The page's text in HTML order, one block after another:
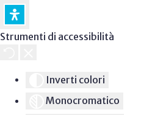
Strumenti di accessibilità
Inverti colori
Monocromatico